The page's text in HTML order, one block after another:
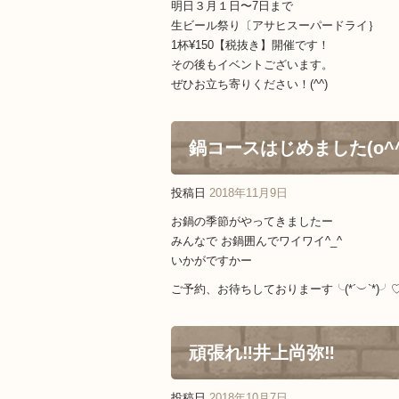
明日３月１日〜7日まで
生ビール祭り〔アサヒスーパードライ｝
1杯¥150【税抜き】開催です！
その後もイベントございます。
ぜひお立ち寄りください！(^^)
鍋コースはじめました
投稿日 2018年11月9日
お鍋の季節がやってきましたー
みんなで お鍋囲んでワイワイ^_^
いかがですかー
ご予約、お待ちしておりまーす
頑張れ‼️井上尚弥‼️